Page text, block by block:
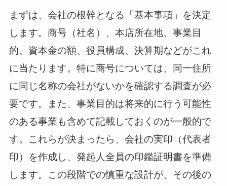
まずは、会社の根幹となる「基本事項」を決定
します。商号（社名）、本店所在地、事業目
的、資本金の額、役員構成、決算期などがこれ
に当たります。特に商号については、同一住所
に同じ名称の会社がないかを確認する調査が必
要です。また、事業目的は将来的に行う可能性
のある事業も含めて記載しておくのが一般的で
す。これらが決まったら、会社の実印（代表者
印）を作成し、発起人全員の印鑑証明書を準備
します。この段階での慎重な設計が、その後の